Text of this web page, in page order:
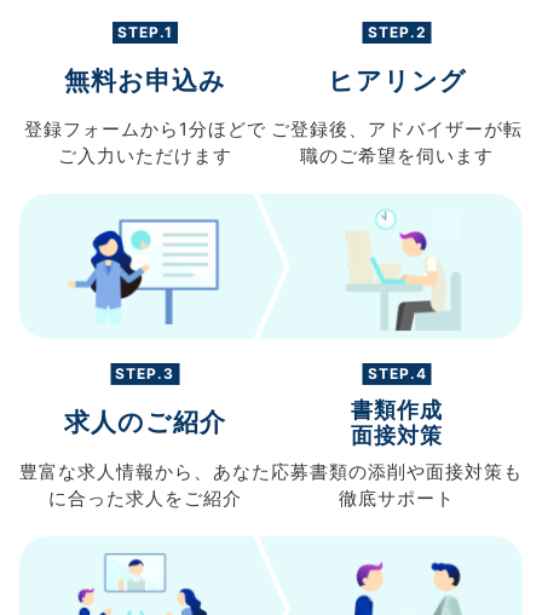
STEP.1
無料お申込み
登録フォームから 1分ほどで
ご入力 いただけます
STEP.2
ヒアリング
ご登録後、 アドバイザーが転
職のご希望を伺います
STEP.3
求人のご紹介
豊富な求人情報から、 あなた
に合った求人を ご紹介
STEP.4
書類作成
面接対策
応募書類の添削や面接対策も
徹底サポート